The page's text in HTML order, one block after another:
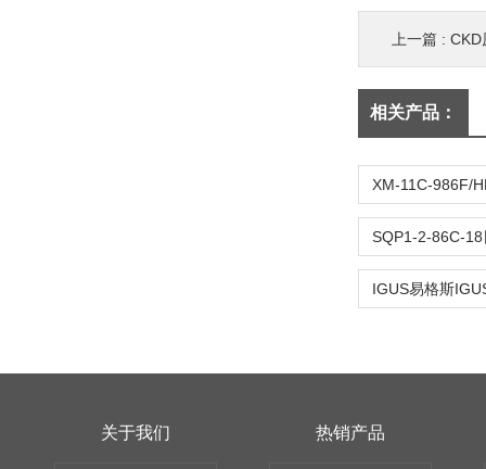
上一篇 : CKD
相关产品：
关于我们 热销产品